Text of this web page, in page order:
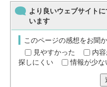
より良いウェブサイト
います
このページの感想をお聞
見やすかった
内
探しにくい
情報が少な